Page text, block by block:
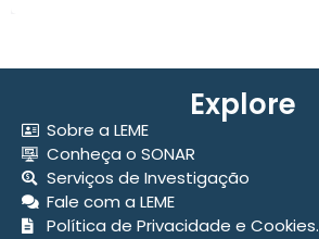
Explore
Sobre a LEME
Conheça o SONAR
Serviços de Investigação
Fale com a LEME
Política de Privacidade e Cookies.